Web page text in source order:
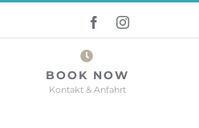
FacebookInstagram
BOOK NOW
Kontakt & Anfahrt